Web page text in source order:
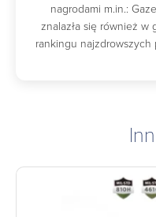
nagrodami m.in.:
znalazła się również w
rankingu najzdrowszych